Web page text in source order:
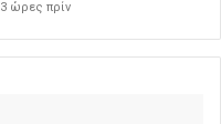
3 ώρες πρίν